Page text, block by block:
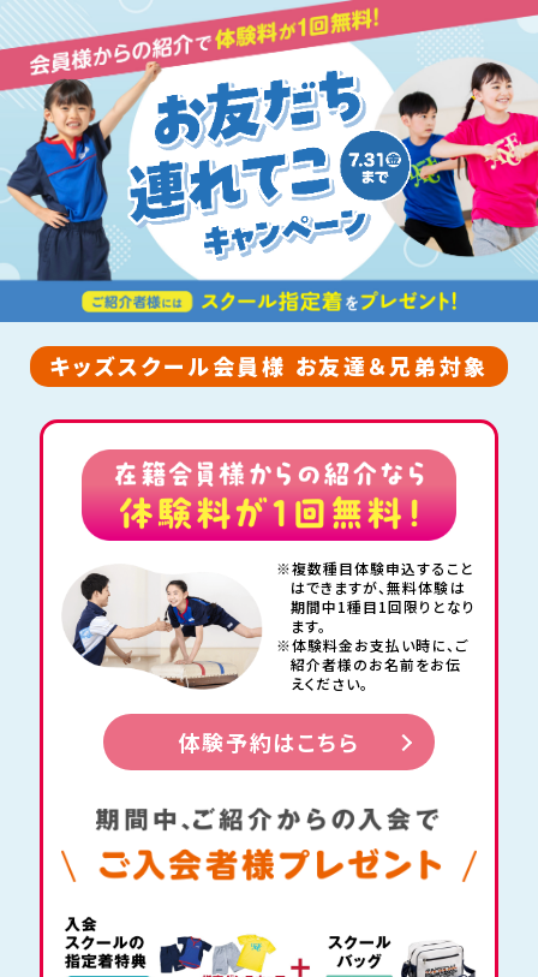
キッズスクール会員様 お友達＆兄弟対象
※複数種目体験申込すること
はできますが、無料体験は
期間中1種目1回限りとなり
ます。
※体験料金お支払い時に、 ご
紹介者様のお名前をお伝
えください。
体験予約はこちら